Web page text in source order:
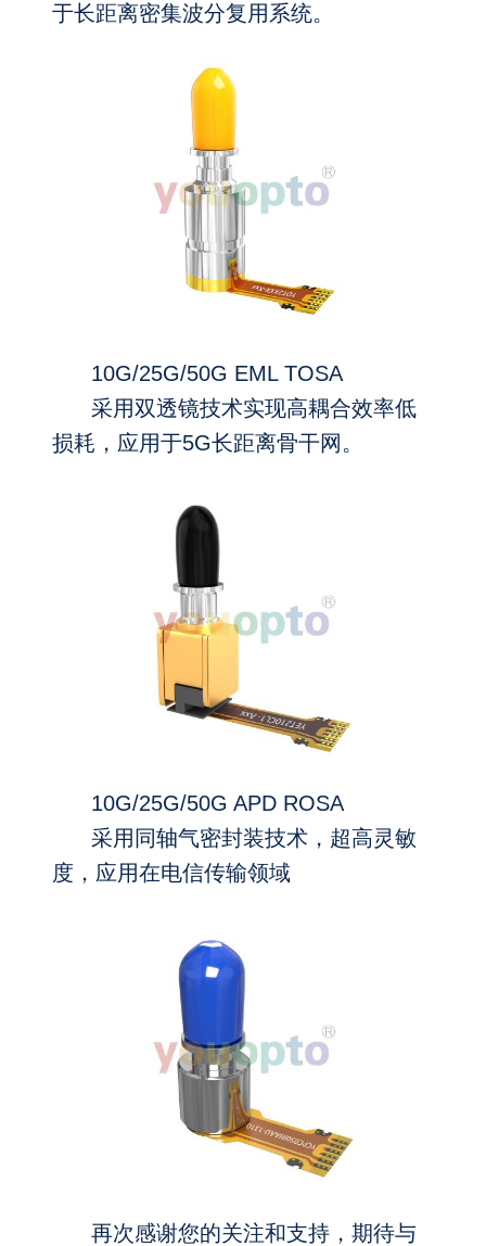
于长距离密集波分复用系统。
10G/25G/50G EML TOSA
采用双透镜技术实现高耦合效率低
损耗，应用于5G长距离骨干网。
10G/25G/50G APD ROSA
采用同轴气密封装技术，超高灵敏
度，应用在电信传输领域
再次感谢您的关注和支持，期待与